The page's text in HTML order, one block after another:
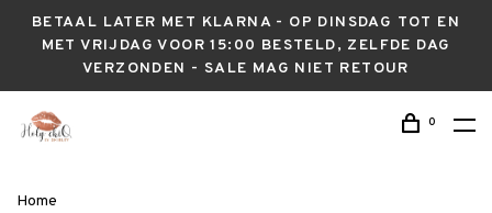
BETAAL LATER MET KLARNA - OP DINSDAG TOT EN
MET VRIJDAG VOOR 15:00 BESTELD, ZELFDE DAG
VERZONDEN - SALE MAG NIET RETOUR
0
Home